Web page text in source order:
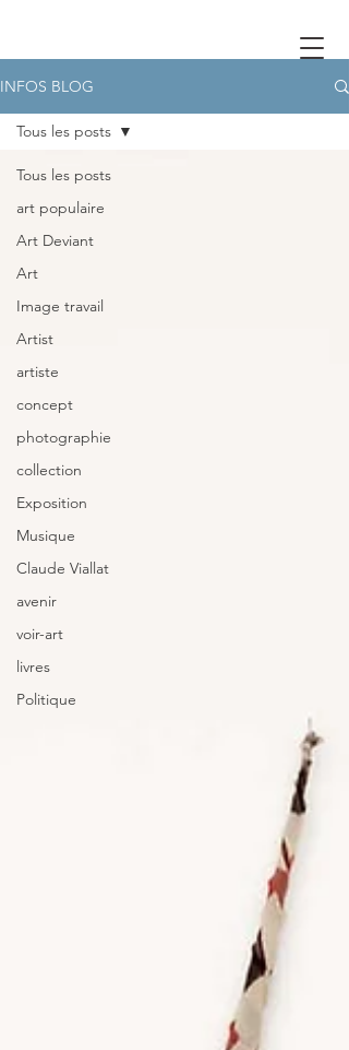
INFOS BLOG
Tous les posts
art populaire
Art Deviant
Art
Image travail
Artist
artiste
concept
photographie
collection
Exposition
Musique
Claude Viallat
avenir
voir-art
livres
Politique
Tous les posts